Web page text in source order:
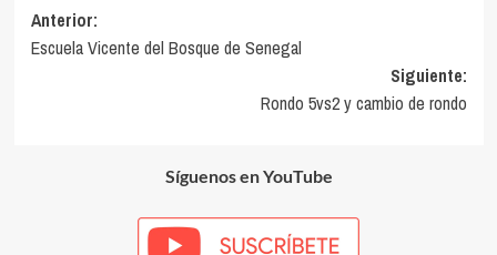
Navegación
de
Anterior:
Escuela Vicente del Bosque de Senegal
Siguiente:
Rondo 5vs2 y cambio de rondo
Síguenos en YouTube